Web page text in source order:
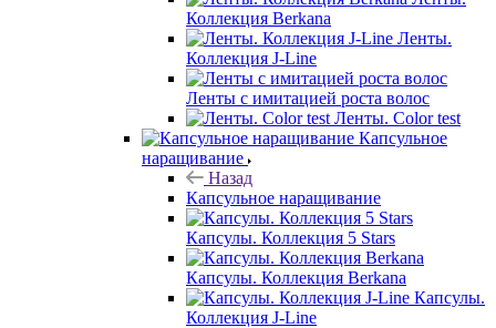
Коллекция Berkana
Ленты.
Коллекция J-Line
Ленты с имитацией роста волос
Ленты. Color test
Капсульное
наращивание
Назад
Капсульное наращивание
Капсулы. Коллекция 5 Stars
Капсулы. Коллекция Berkana
Капсулы.
Коллекция J-Line